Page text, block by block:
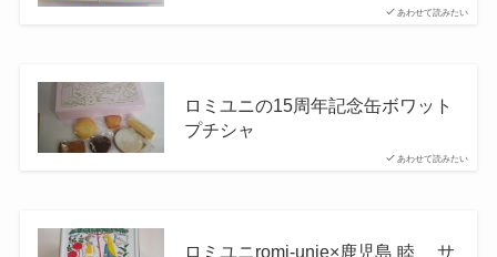
あわせて読みたい
あわせて読みたい
ロミユニの15周年記念缶ボワット
プチシャ
ロミユニromi-unie×鹿児島 睦 サ